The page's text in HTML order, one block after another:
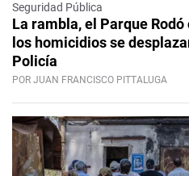
Seguridad Pública
La rambla, el Parque
los homicidios se
Policía
POR JUAN FRANCISCO PITTALUGA